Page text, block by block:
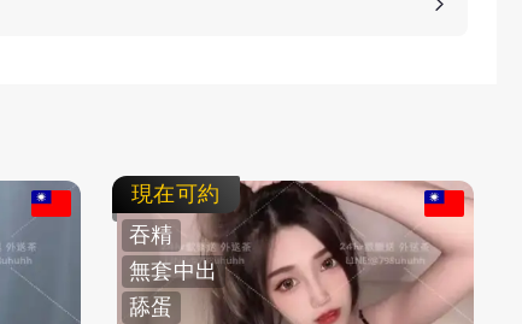
現在可約
吞精
無套中出
舔蛋